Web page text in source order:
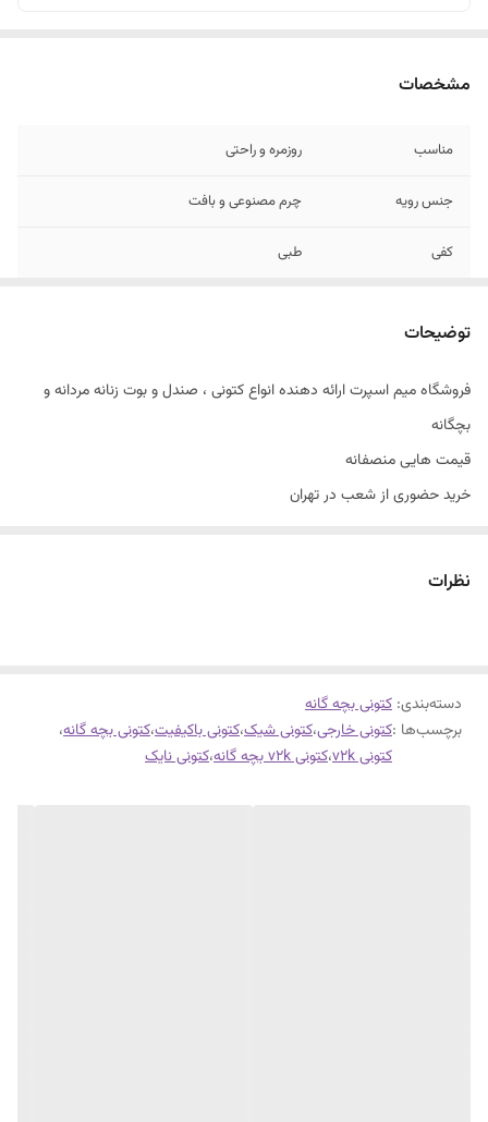
مشخصات
مناسب روزمره و راحتی
جنس رویه چرم مصنوعی و بافت
کفی طبی
توضیحات
فروشگاه میم اسپرت ارائه دهنده انواع کتونی ، صندل و بوت زنانه مردانه و
بچگانه
قیمت هایی منصفانه
خرید حضوری از شعب در تهران
نظرات
دسته‌بندی: کتونی بچه گانه
برچسب‌ها :کتونی خارجی،کتونی شیک،کتونی باکیفیت،کتونی بچه گانه،
کتونی v2k
،کتونی v2k بچه گانه ،کتونی نایک